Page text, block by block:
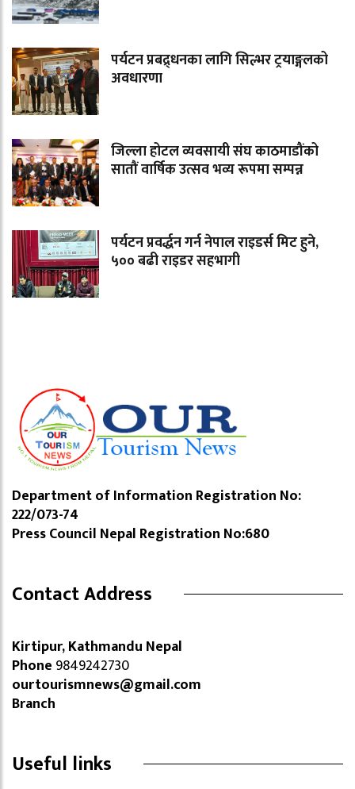
पर्यटन प्रबद्र्धनका लागि सिल्भर ट्रयाङ्गलको
अवधारणा
जिल्ला होटल व्यवसायी संघ काठमाडौंको
सातौं वार्षिक उत्सव भव्य रूपमा सम्पन्न
पर्यटन प्रवर्द्धन गर्न नेपाल राइडर्स मिट हुने,
५०० बढी राइडर सहभागी
Department of Information Registration No:
222/073-74
Press Council Nepal Registration No:680
Contact Address
Kirtipur, Kathmandu Nepal
Phone 9849242730
ourtourismnews@gmail.com
Branch
Useful links